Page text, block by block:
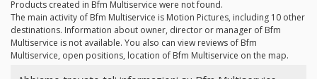
Products created in Bfm Multiservice were not found.
The main activity of Bfm Multiservice is Motion Pictures, including 10 other
destinations. Information about owner, director or manager of Bfm
Multiservice is not available. You also can view reviews of Bfm
Multiservice, open positions, location of Bfm Multiservice on the map.